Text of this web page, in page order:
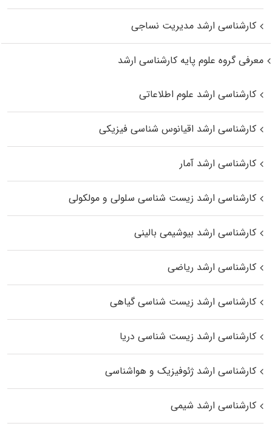
کارشناسی ارشد مدیریت نساجی
معرفی گروه علوم پایه کارشناسی ارشد
کارشناسی ارشد علوم اطلاعاتی
کارشناسی ارشد اقیانوس‌ شناسی فیزیکی
کارشناسی ارشد آمار
کارشناسی ارشد زیست شناسی سلولی و مولکولی
کارشناسی ارشد بیوشیمی بالینی
کارشناسی ارشد ریاضی
کارشناسی ارشد زیست‌ شناسی گیاهی
کارشناسی ارشد زیست‌ شناسی دریا
کارشناسی ارشد ژئوفیزیک و هواشناسی
کارشناسی ارشد شیمی